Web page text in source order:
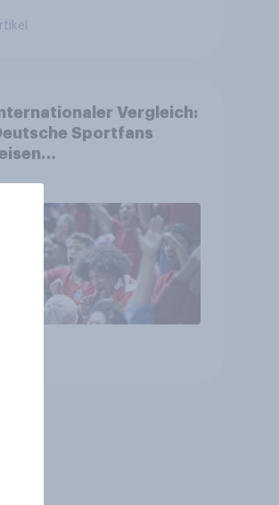
Vergleich:
Sportfans